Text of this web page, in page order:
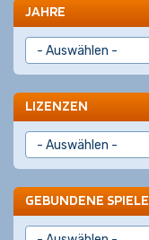
JAHRE
LIZENZEN
GEBUNDENE SPIELE